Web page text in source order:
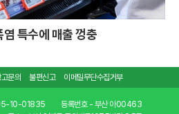
염 특수에 매출 껑충
고문의 불편신고 이메일무단수집거부
10-01835
등록번호 - 부산 아00463